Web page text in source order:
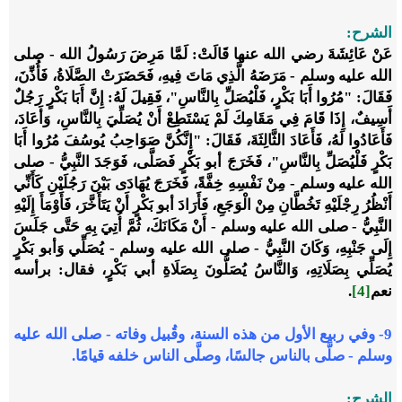
الشرح:
عَنْ عَائِشَةَ رضي الله عنها قَالَتْ: لَمَّا مَرِضَ رَسُولُ الله - صلى
الله عليه وسلم - مَرَضَهُ الَّذِي مَاتَ فِيهِ، فَحَضَرَتْ الصَّلَاةُ، فَأُذِّنَ،
فَقَالَ: "مُرُوا أَبَا بَكْرٍ، فَلْيُصَلِّ بِالنَّاسِ"، فَقِيلَ لَهُ: إِنَّ أَبَا بَكْرٍ رَجُلٌ
أَسِيفٌ، إِذَا قَامَ فِي مَقَامِكَ لَمْ يَسْتَطِعْ أَنْ يُصَلِّيَ بِالنَّاسِ، وَأَعَادَ،
فَأَعَادُوا لَهُ، فَأَعَادَ الثَّالِثَةَ، فَقَالَ: "إِنَّكُنَّ صَوَاحِبُ يُوسُفَ مُرُوا أَبَا
بَكْرٍ فَلْيُصَلِّ بِالنَّاسِ"، فَخَرَجَ أبو بَكْرٍ فَصَلَّى، فَوَجَدَ النَّبِيُّ - صلى
الله عليه وسلم - مِنْ نَفْسِهِ خِفَّةً، فَخَرَجَ يُهَادَى بَيْنَ رَجُلَيْنِ كَأَنِّي
أَنْظُرُ رِجْلَيْهِ تَخُطَّانِ مِنْ الْوَجَعِ، فَأَرَادَ أبو بَكْرٍ أَنْ يَتَأَخَّرَ، فَأَوْمَأَ إِلَيْهِ
النَّبِيُّ - صلى الله عليه وسلم - أَنْ مَكَانَكَ، ثُمَّ أُتِيَ بِهِ حَتَّى جَلَسَ
إِلَى جَنْبِهِ، وَكَانَ النَّبِيُّ - صلى الله عليه وسلم - يُصَلِّي وَأبو بَكْرٍ
يُصَلِّي بِصَلَاتِهِ، وَالنَّاسُ يُصَلُّونَ بِصَلَاةِ أبي بَكْرٍ، فقال: برأسه
نعم[4]
.
9- وفي ربيع الأول من هذه السنة، وقُبيل وفاته - صلى الله عليه
وسلم - صلَّى بالناس جالسًا، وصلَّى الناس خلفه قيامًا.
الشرح: